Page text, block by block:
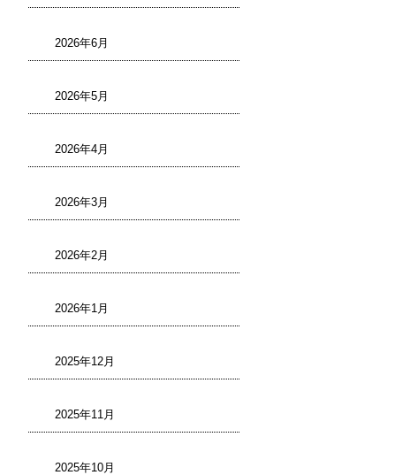
2026年6月
2026年5月
2026年4月
2026年3月
2026年2月
2026年1月
2025年12月
2025年11月
2025年10月